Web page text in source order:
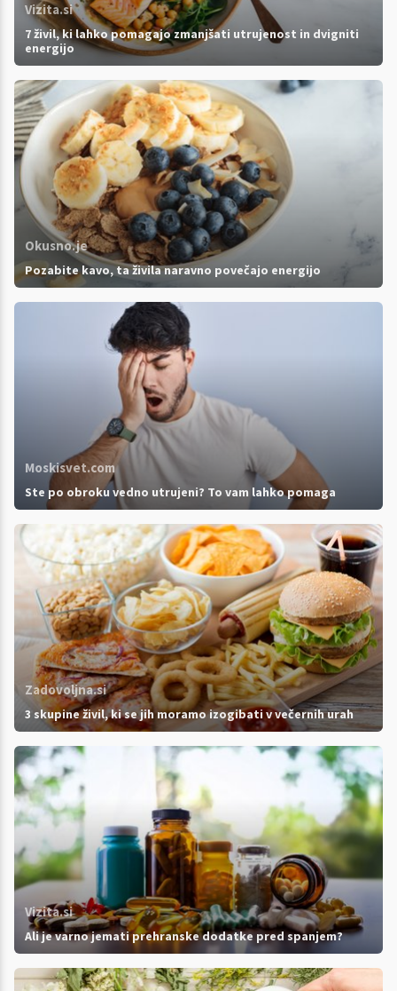
Vizita.si
7 živil, ki lahko pomagajo zmanjšati utrujenost in dvigniti
energijo
Okusno.je
Pozabite kavo, ta živila naravno povečajo energijo
Moskisvet.com
Ste po obroku vedno utrujeni? To vam lahko pomaga
Zadovoljna.si
3 skupine živil, ki se jih moramo izogibati v večernih urah
Vizita.si
Ali je varno jemati prehranske dodatke pred spanjem?